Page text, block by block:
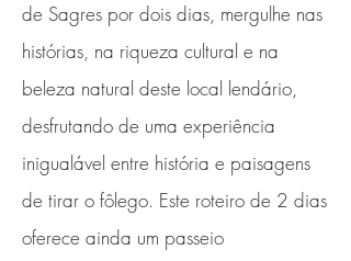
de Sagres por dois dias, mergulhe nas
histórias, na riqueza cultural e na
beleza natural deste local lendário,
desfrutando de uma experiência
inigualável entre história e paisagens
de tirar o fôlego. Este roteiro de 2 dias
oferece ainda um passeio